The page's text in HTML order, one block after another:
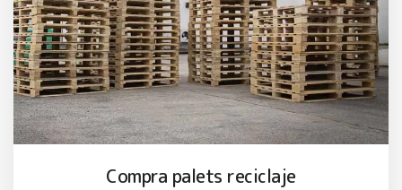
Compra palets reciclaje